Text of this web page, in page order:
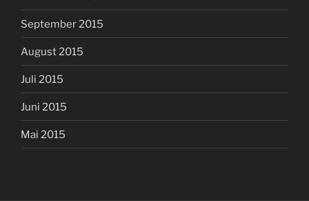
September 2015
August 2015
Juli 2015
Juni 2015
Mai 2015